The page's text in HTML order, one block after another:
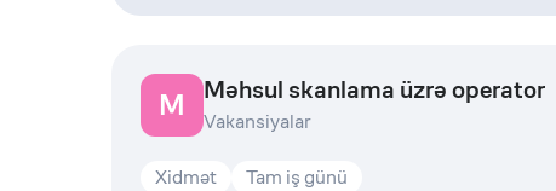
M Məhsul skanlama üzrə operator
Vakansiyalar
Xidmət Tam iş günü